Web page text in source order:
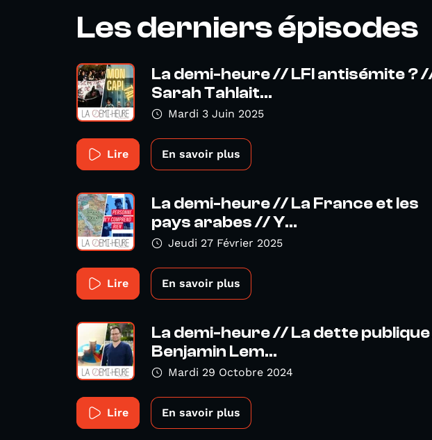
Les derniers épisodes
La demi-heure // LFI antisémite ?
Sarah Tahlait...
Mardi 3 Juin 2025
Lire En savoir plus
La demi-heure // La France et les
pays arabes // Y...
Jeudi 27 Février 2025
Lire En savoir plus
La demi-heure // La dette
Benjamin Lem...
Mardi 29 Octobre 2024
Lire En savoir plus